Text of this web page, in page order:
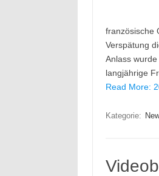
französische
Verspätung
Anlass
langjährige
Read More:
Kategorie: